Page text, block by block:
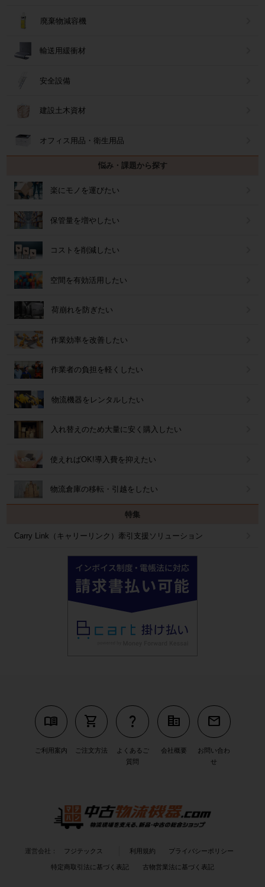
廃棄物減容機
輸送用緩衝材
安全設備
建設土木資材
オフィス用品・衛生用品
悩み・課題から探す
楽にモノを運びたい
保管量を増やしたい
コストを削減したい
空間を有効活用したい
荷崩れを防ぎたい
作業効率を改善したい
作業者の負担を軽くしたい
物流機器をレンタルしたい
入れ替えのため大量に安く購入したい
使えればOK!導入費を抑えたい
物流倉庫の移転・引越をしたい
特集
Carry Link（キャリーリンク）牽引支援ソリューション
menu_book
ご利用案内
shopping_cart
ご注文方法
question_mark
よくあるご
質問
corporate_fare
会社概要
mail
お問い合わ
せ
運営会社： フジテックス 利用規約 プライバシーポリシー
特定商取引法に基づく表記 古物営業法に基づく表記